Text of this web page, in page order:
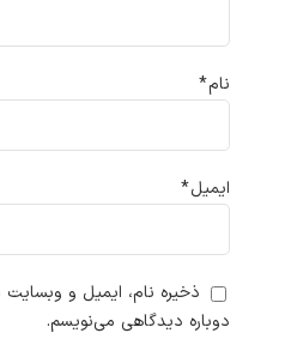
نام*
ایمیل*
ذخیره نام، ایمیل و وبسایت
دوباره دیدگاهی می‌نویسم.